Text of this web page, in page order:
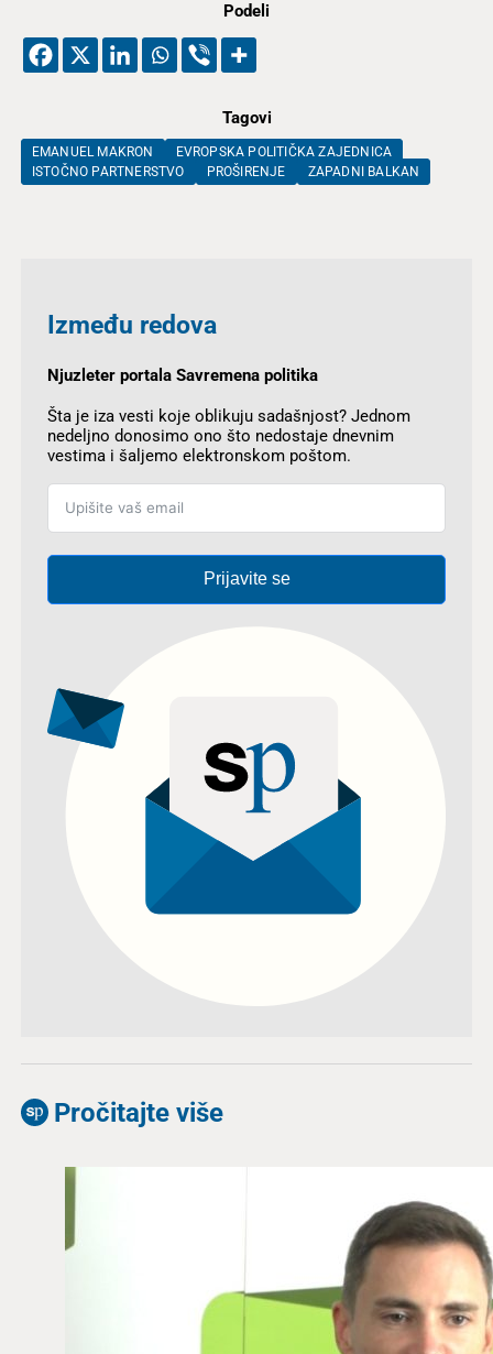
Podeli
Tagovi
EMANUEL MAKRON
EVROPSKA POLITIČKA ZAJEDNICA
ISTOČNO PARTNERSTVO
PROŠIRENJE ZAPADNI BALKAN
Između redova
Njuzleter portala Savremena politika
Šta je iza vesti koje oblikuju sadašnjost? Jednom
nedeljno donosimo ono što nedostaje dnevnim
vestima i šaljemo elektronskom poštom.
Prijavite se
Pročitajte više